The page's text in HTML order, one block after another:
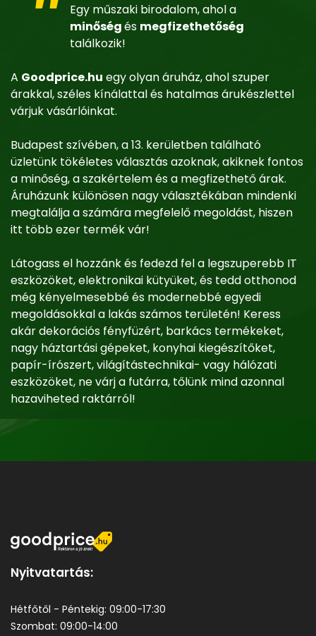
Egy műszaki birodalom, ahol a
minőségés megfizethetőség
találkozik!
A Goodprice.hu egy olyan áruház, ahol szuper
árakkal, széles kínálattal és hatalmas árukészlettel
várjuk vásárlóinkat.
Budapest szívében, a 13. kerületben található
üzletünk tökéletes választás azoknak, akiknek fontos
a minőség, a szakértelem és a megfizethető árak.
Áruházunk különösen nagy választékában mindenki
megtalálja a számára megfelelő megoldást, hiszen
itt több ezer termék vár!
Látogass el hozzánk és fedezd fel a legszuperebb IT
eszközöket, elektronikai kütyüket, és tedd otthonod
még kényelmesebbé és modernebbé egyedi
megoldásokkal a lakás számos területén! Keress
akár dekorációs fényfüzért, barkács termékeket,
nagy háztartási gépeket, konyhai kiegészítőket,
papír-írószert, világítástechnikai- vagy hálózati
eszközöket, ne várj a futárra, tőlünk mind azonnal
hazaviheted raktárról!
Nyitvatartás:
Hétfőtől - Péntekig: 09:00-17:30
Szombat: 09:00-14:00